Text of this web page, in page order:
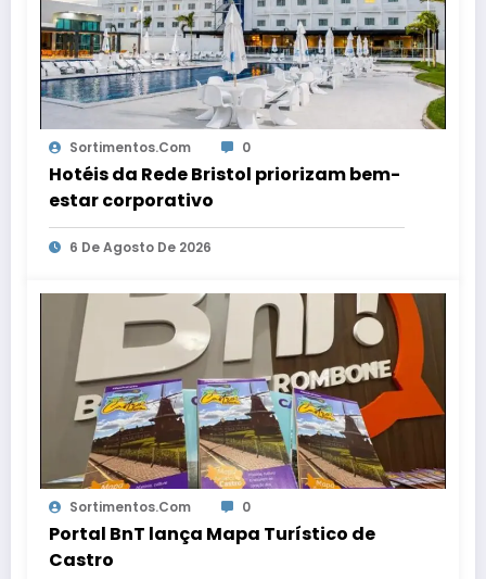
Sortimentos.com 0
Hotéis da Rede Bristol priorizam bem-
estar corporativo
6 De Agosto De 2026
Sortimentos.com 0
Portal BnT lança Mapa Turístico de
Castro